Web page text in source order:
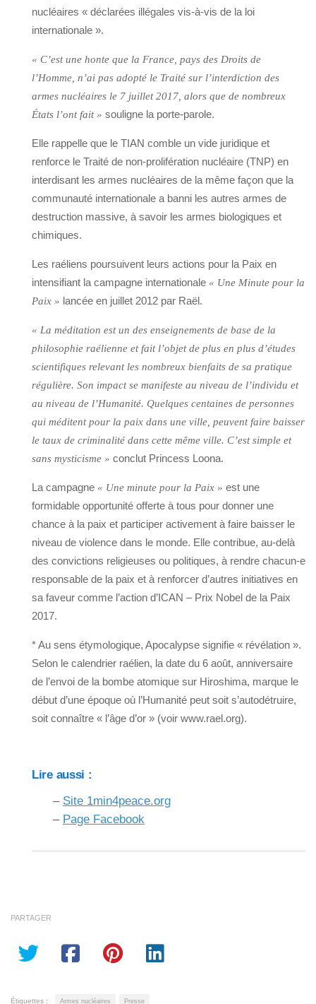
nucléaires « déclarées illégales vis-à-vis de la loi
internationale ».
« C’est une honte que la France, pays des Droits de
l’Homme, n’ai pas adopté le Traité sur l’interdiction des
armes nucléaires le 7 juillet 2017, alors que de nombreux
États l’ont fait » souligne la porte-parole.
Elle rappelle que le TIAN comble un vide juridique et
renforce le Traité de non-prolifération nucléaire (TNP) en
interdisant les armes nucléaires de la même façon que la
communauté internationale a banni les autres armes de
destruction massive, à savoir les armes biologiques et
chimiques.
Les raéliens poursuivent leurs actions pour la Paix en
intensifiant la campagne internationale « Une Minute pour la
Paix » lancée en juillet 2012 par Raël.
« La méditation est un des enseignements de base de la
philosophie raélienne et fait l’objet de plus en plus d’études
scientifiques relevant les nombreux bienfaits de sa pratique
régulière. Son impact se manifeste au niveau de l’individu et
au niveau de l’Humanité. Quelques centaines de personnes
qui méditent pour la paix dans une ville, peuvent faire baisser
le taux de criminalité dans cette même ville. C’est simple et
sans mysticisme » conclut Princess Loona.
La campagne « Une minute pour la Paix » est une
formidable opportunité offerte à tous pour donner une
chance à la paix et participer activement à faire baisser le
niveau de violence dans le monde. Elle contribue, au-delà
des convictions religieuses ou politiques, à rendre chacun-e
responsable de la paix et à renforcer d’autres initiatives en
sa faveur comme l’action d’ICAN – Prix Nobel de la Paix
2017.
* Au sens étymologique, Apocalypse signifie « révélation ».
Selon le calendrier raélien, la date du 6 août, anniversaire
de l’envoi de la bombe atomique sur Hiroshima, marque le
début d’une époque où l’Humanité peut soit s’autodétruire,
soit connaître « l’âge d’or » (voir www.rael.org).
Lire aussi :
– Site 1min4peace.org
– Page Facebook
PARTAGER
Étiquettes : Armes nucléaires Presse